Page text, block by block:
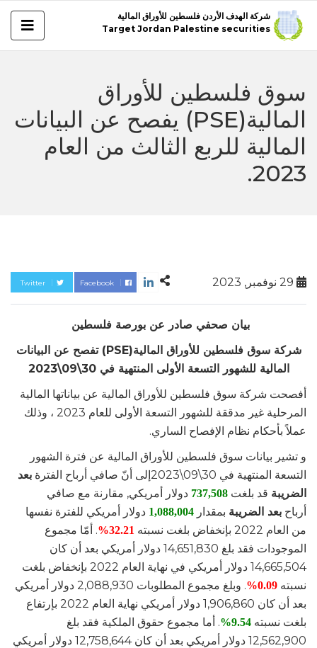
شركة الهدف الأردن فلسطين للأوراق المالية
Target Jordan Palestine securities
سوق فلسطين للأوراق
المالية(PSE) يفصح عن البيانات
المالية للربع الثالث من العام
2023.
Twitter Facebook
بيان صحفي صادر عن بورصة فلسطين
شركة سوق فلسطين للأوراق المالية(PSE) تفصح عن البيانات
المالية للشهور التسعة الأولى المنتهية في 30\09\2023
أفصحت شركة سوق فلسطين للأوراق المالية عن بياناتها المالية
المرحلية غير مدققة للشهور التسعة الأولى للعام 2023 ، وذلك
عملاً بأحكام نظام الإفصاح الساري.
و تشير بيانات سوق فلسطين للأوراق المالية عن فترة الشهور
التسعة المنتهية في 30\09\2023إلى أنّ صافي أرباح الفترة
بعد
الضريبة قد بلغت 737,508 دولار أمريكي, مقارنة مع صافي
أرباح بعد الضريبة بمقدار 1,088,004 دولار أمريكي للفترة نفسها
من العام 2022 بإنخفاض بلغت نسبته
32.21%
. أمّا مجموع
الموجودات فقد بلغ 14,651,830 دولار أمريكي بعد أن كان
14,665,504 دولار أمريكي في نهاية العام 2022 بإنخفاض بلغت
نسبته 0.09%
. وبلغ مجموع المطلوبات 2,088,930 دولار أمريكي
بعد أن كان 1,906,860 دولار أمريكي نهاية العام 2022 بإرتفاع
بلغت نسبته 9.54%
. أما مجموع حقوق الملكية فقد بلغ
12,562,900 دولار أمريكي بعد أن كان 12,758,644 دولار أمريكي